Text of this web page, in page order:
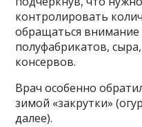
контролировать
обращаться внимание
полуфабрикатов,
консервов.
Врач особенно
зимой «закрутки»
далее).